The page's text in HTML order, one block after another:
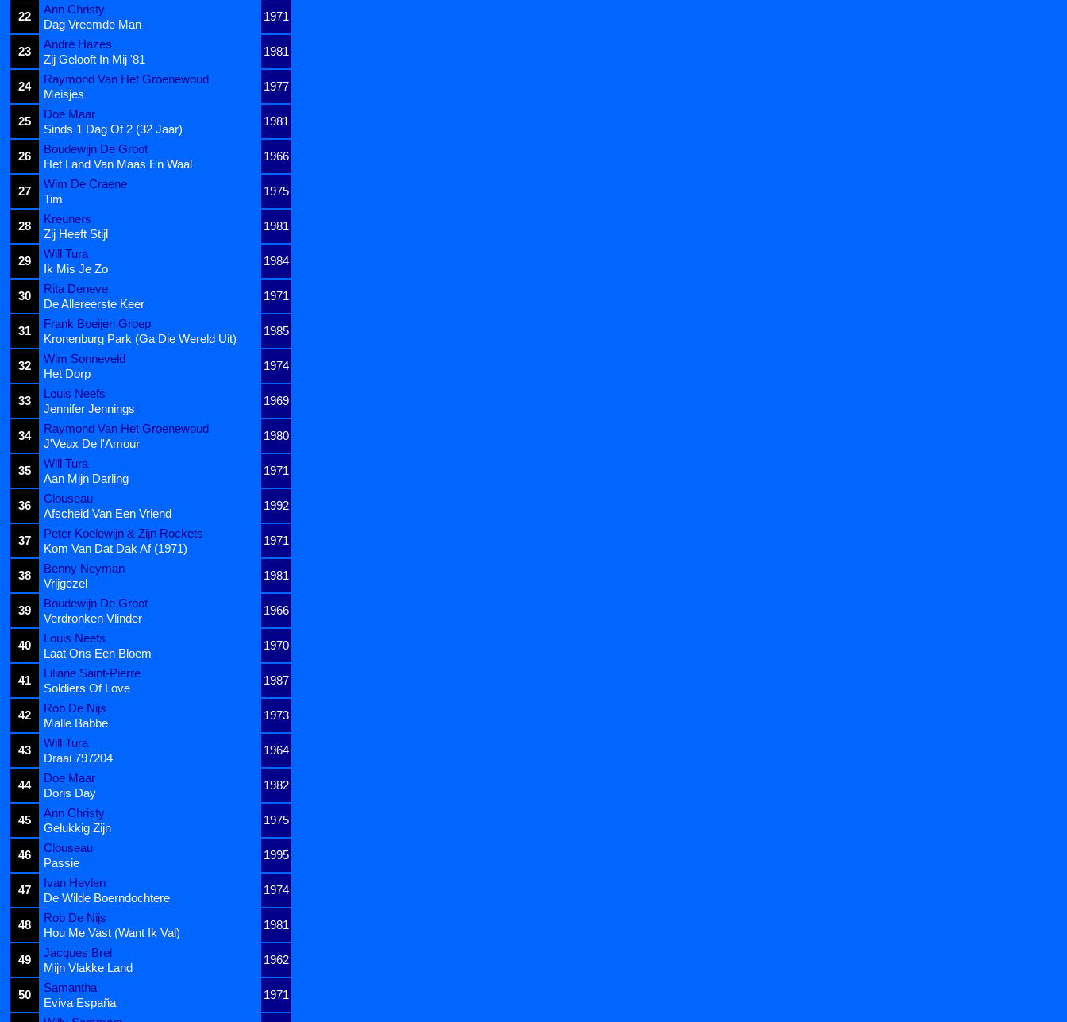
22
Ann Christy
1971
Dag Vreemde Man
23
André Hazes
1981
Zij Gelooft In Mij '81
24
Raymond Van Het Groenewoud
1977
Meisjes
25
Doe Maar
1981
Sinds 1 Dag Of 2 (32 Jaar)
26
Boudewijn De Groot
1966
Het Land Van Maas En Waal
27
Wim De Craene
1975
Tim
28
Kreuners
1981
Zij Heeft Stijl
29
Will Tura
1984
Ik Mis Je Zo
30
Rita Deneve
1971
De Allereerste Keer
31
Frank Boeijen Groep
1985
Kronenburg Park (Ga Die Wereld Uit)
32
Wim Sonneveld
1974
Het Dorp
33
Louis Neefs
1969
Jennifer Jennings
34
Raymond Van Het Groenewoud
1980
J'Veux De l'Amour
35
Will Tura
1971
Aan Mijn Darling
36
Clouseau
1992
Afscheid Van Een Vriend
37
Peter Koelewijn & Zijn Rockets
1971
Kom Van Dat Dak Af (1971)
38
Benny Neyman
1981
Vrijgezel
39
Boudewijn De Groot
1966
Verdronken Vlinder
40
Louis Neefs
1970
Laat Ons Een Bloem
41
Liliane Saint-Pierre
1987
Soldiers Of Love
42
Rob De Nijs
1973
Malle Babbe
43
Will Tura
1964
Draai 797204
44
Doe Maar
1982
Doris Day
45
Ann Christy
1975
Gelukkig Zijn
46
Clouseau
1995
Passie
47
Ivan Heylen
1974
De Wilde Boerndochtere
48
Rob De Nijs
1981
Hou Me Vast (Want Ik Val)
49
Jacques Brel
1962
Mijn Vlakke Land
50
Samantha
1971
Eviva España